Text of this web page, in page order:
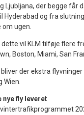
Ljubljana, der begge får
Hyderabad og fra
ugen.
dette vil KLM tilføje flere
Boston, Miami, San
bliver der ekstra
Wien.
nye fly leveret
vintertrafikprogrammet